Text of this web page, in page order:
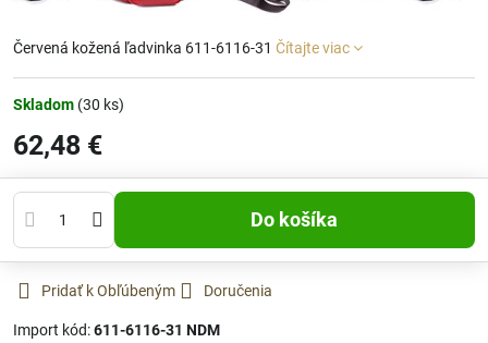
Červená kožená ľadvinka 611-6116-31 Čítajte viac
Skladom (30 ks)
62,48 €
Do košíka
Pridať k Obľúbeným Doručenia
Import kód:611-6116-31 NDM